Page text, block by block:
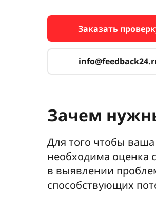
Заказать
Зачем
Для того чтобы
необходима оценка
в выявлении
способствующих